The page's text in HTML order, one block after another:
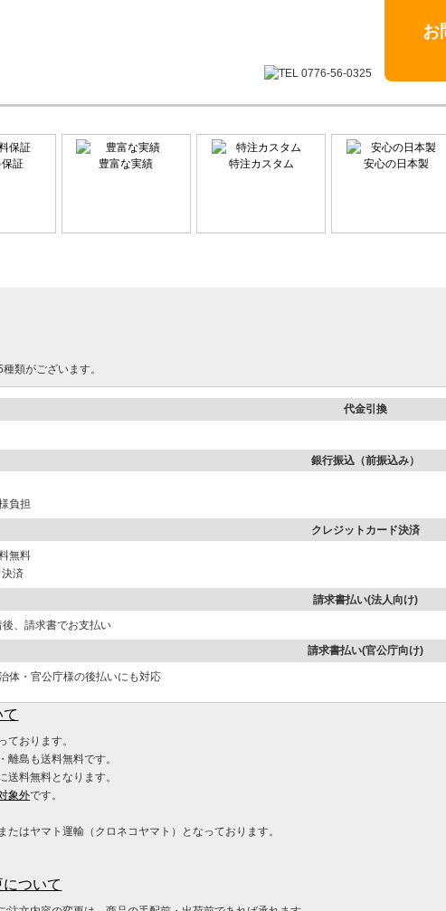
お
証 豊富な実績 特注カスタム 安心の日本製
類がございます。
代金引換
銀行振込（前振込み）
負担
クレジットカード決済
無料
請求書払い(法人向け)
、請求書でお支払い
請求書払い(官公庁向け)
体・官公庁様の後払いにも対応
ております。
離島も送料無料です。
送料無料となります。
象外です。
たはヤマト運輸（クロネコヤマト）となっております。
ついて